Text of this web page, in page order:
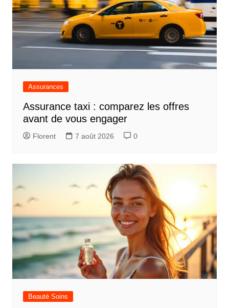
Assurances
Assurance taxi : comparez les offres
avant de vous engager
Florent 7 août 2026 0
Beauté Soins